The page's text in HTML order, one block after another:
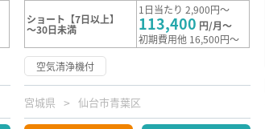
ショート【7日以上】
～30日未満
1日当たり 2,900円～
113,400 円/月～
初期費用他 16,500円～
空気清浄機付
宮城県 仙台市青葉区